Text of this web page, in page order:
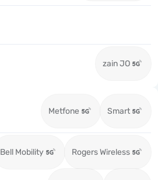
zain JO
Metfone Smart
Bell Mobility Rogers Wireless